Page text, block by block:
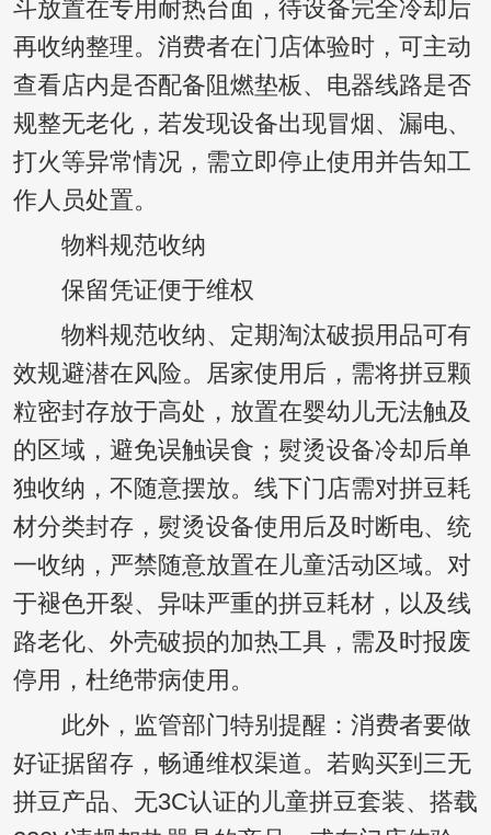
斗放置在专用耐热台面，待设备完全冷却后
再收纳整理。消费者在门店体验时，可主动
查看店内是否配备阻燃垫板、电器线路是否
规整无老化，若发现设备出现冒烟、漏电、
打火等异常情况，需立即停止使用并告知工
作人员处置。
物料规范收纳
保留凭证便于维权
物料规范收纳、定期淘汰破损用品可有
效规避潜在风险。居家使用后，需将拼豆颗
粒密封存放于高处，放置在婴幼儿无法触及
的区域，避免误触误食；熨烫设备冷却后单
独收纳，不随意摆放。线下门店需对拼豆耗
材分类封存，熨烫设备使用后及时断电、统
一收纳，严禁随意放置在儿童活动区域。对
于褪色开裂、异味严重的拼豆耗材，以及线
路老化、外壳破损的加热工具，需及时报废
停用，杜绝带病使用。
此外，监管部门特别提醒：消费者要做
好证据留存，畅通维权渠道。若购买到三无
拼豆产品、无3C认证的儿童拼豆套装、搭载